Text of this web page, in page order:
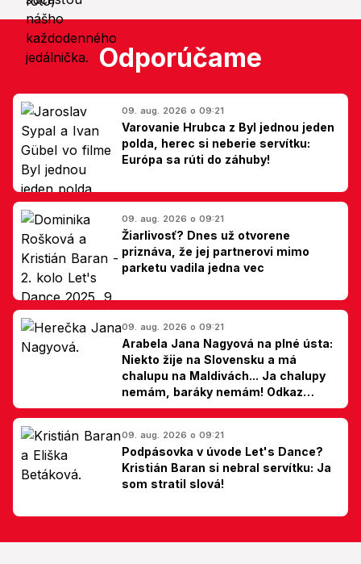
Odporúčame
09. aug. 2026 o 09:21
Varovanie Hrubca z Byl jednou jeden
polda, herec si neberie servítku:
Európa sa rúti do záhuby!
09. aug. 2026 o 09:21
Žiarlivosť? Dnes už otvorene
priznáva, že jej partnerovi mimo
parketu vadila jedna vec
09. aug. 2026 o 09:21
Arabela Jana Nagyová na plné ústa:
Niekto žije na Slovensku a má
chalupu na Maldivách... Ja chalupy
nemám, baráky nemám! Odkaz
Slovákom
09. aug. 2026 o 09:21
Podpásovka v úvode Let's Dance?
Kristián Baran si nebral servítku: Ja
som stratil slová!